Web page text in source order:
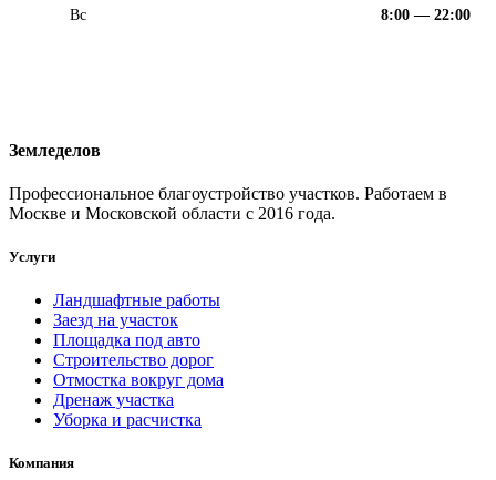
Вс
8:00 — 22:00
Земледелов
Профессиональное благоустройство участков. Работаем в
Москве и Московской области с 2016 года.
Услуги
Ландшафтные работы
Заезд на участок
Площадка под авто
Строительство дорог
Отмостка вокруг дома
Дренаж участка
Уборка и расчистка
Компания